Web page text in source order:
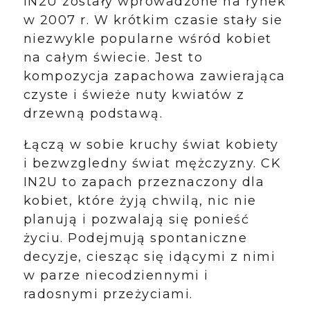
w 2007 r. W krótkim czasie stały sie
niezwykle popularne wśród kobiet
na całym świecie. Jest to
kompozycja zapachowa zawierająca
czyste i świeże nuty kwiatów z
drzewną podstawą.
Łączą w sobie kruchy świat kobiety
i bezwzgledny świat mężczyzny. CK
IN2U to zapach przeznaczony dla
kobiet, które żyją chwilą, nic nie
planują i pozwalają się ponieść
życiu. Podejmują spontaniczne
decyzje, ciesząc się idącymi z nimi
w parze niecodziennymi i
radosnymi przeżyciami.